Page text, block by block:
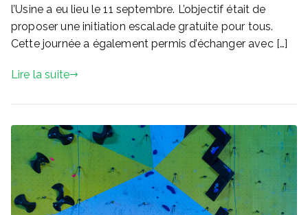
l’Usine a eu lieu le 11 septembre. L’objectif était de
proposer une initiation escalade gratuite pour tous.
Cette journée a également permis d’échanger avec […]
Lire la suite